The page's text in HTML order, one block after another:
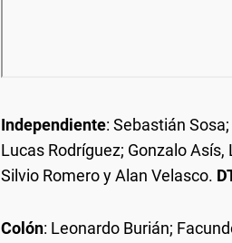
Independiente: Sebastián
Lucas Rodríguez; Gonzalo
Silvio Romero y Alan Velasco.
Colón: Leonardo Burián;